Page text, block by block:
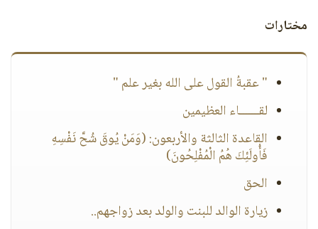
مختارات
" عقبةُ القول على الله بغير علم "
لقـــــــاء العظيمين
القاعدة الثالثة والأربعون: (وَمَنْ يُوقَ شُحَّ نَفْسِهِ
فَأُولَئِكَ هُمُ الْمُفْلِحُونَ)
الحق
زيارة الوالد للبنت والولد بعد زواجهم..